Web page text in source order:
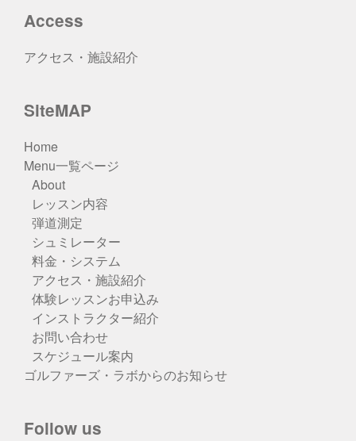
Access
アクセス・施設紹介
SiteMAP
Home
Menu一覧ページ
About
レッスン内容
弾道測定
シュミレーター
料金・システム
アクセス・施設紹介
体験レッスンお申込み
インストラクター紹介
お問い合わせ
スケジュール案内
ゴルファーズ・ラボからのお知らせ
Follow us